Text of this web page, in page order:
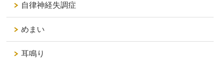
自律神経失調症
めまい
耳鳴り